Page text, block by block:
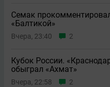
Семак
«Балтикой»
Вчера, 23:40 2
Кубок России.
обыграл «Ахмат»
Вчера, 22:58 2